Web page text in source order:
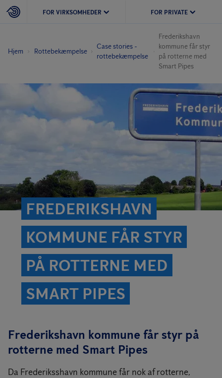
FOR VIRKSOMHEDER FOR PRIVATE
Hjem Rottebekæmpelse
Case stories -
rottebekæmpelse
Frederikshavn
kommune får styr
på rotterne med
Smart Pipes
FREDERIKSHAVN
KOMMUNE FÅR STYR
PÅ ROTTERNE MED
SMART PIPES
Frederikshavn kommune får styr på
rotterne med Smart Pipes
Da Frederiksshavn kommune får nok af rotterne,